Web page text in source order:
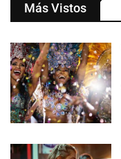
Más Vistos